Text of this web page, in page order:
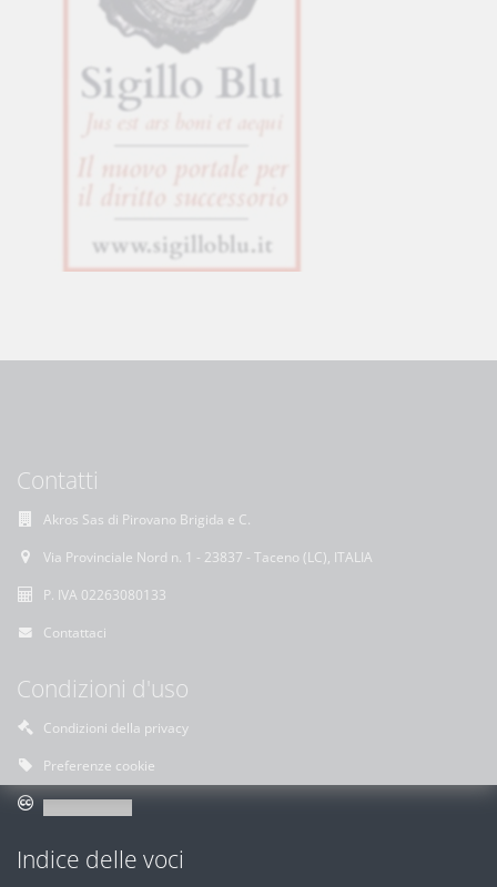
Contatti
Akros Sas di Pirovano Brigida e C.
Via Provinciale Nord n. 1 - 23837 - Taceno (LC), ITALIA
P. IVA 02263080133
Contattaci
Condizioni d'uso
Condizioni della privacy
Preferenze cookie
Indice delle voci